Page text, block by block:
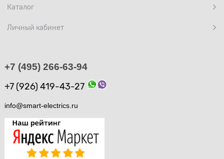
Каталог
Личный кабинет
+7 (495) 266-63-94
+7 (926) 419-43-27
info@smart-electrics.ru